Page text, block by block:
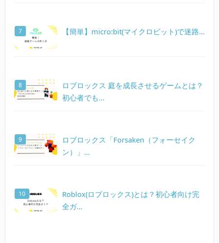
【簡単】micro:bit(マイクロビット)で迷路…
ロブロックス 庭を成長させるゲームとは？
初心者でも…
ロブロックス「Forsaken（フォーセイク
ン）」…
Roblox(ロブロックス)とは？初心者向け完
全ガ…